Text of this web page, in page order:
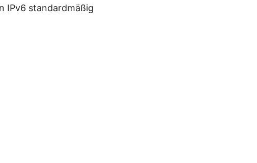
IPv6 standardmäßig